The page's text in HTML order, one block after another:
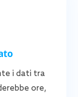
i dati tra
ore,